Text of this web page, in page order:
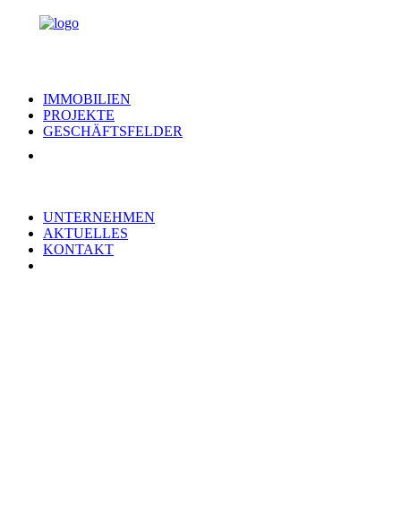
IMMOBILIEN
PROJEKTE
GESCHÄFTSFELDER
UNTERNEHMEN
AKTUELLES
KONTAKT